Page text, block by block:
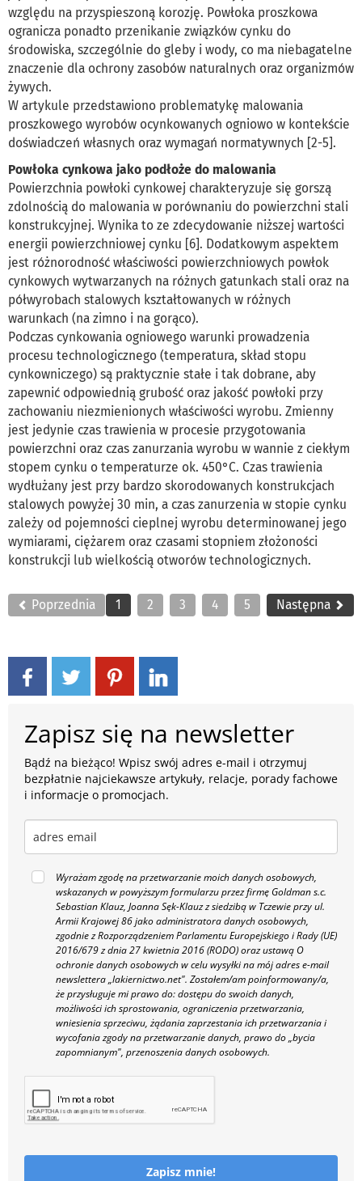
względu na przyspieszoną korozję. Powłoka proszkowa
ogranicza ponadto przenikanie związków cynku do
środowiska, szczególnie do gleby i wody, co ma niebagatelne
znaczenie dla ochrony zasobów naturalnych oraz organizmów
żywych.
W artykule przedstawiono problematykę malowania
proszkowego wyrobów ocynkowanych ogniowo w kontekście
doświadczeń własnych oraz wymagań normatywnych [2-5].
Powłoka cynkowa jako podłoże do malowania
Powierzchnia powłoki cynkowej charakteryzuje się gorszą
zdolnością do malowania w porównaniu do powierzchni stali
konstrukcyjnej. Wynika to ze zdecydowanie niższej wartości
energii powierzchniowej cynku [6]. Dodatkowym aspektem
jest różnorodność właściwości powierzchniowych powłok
cynkowych wytwarzanych na różnych gatunkach stali oraz na
półwyrobach stalowych kształtowanych w różnych
warunkach (na zimno i na gorąco).
Podczas cynkowania ogniowego warunki prowadzenia
procesu technologicznego (temperatura, skład stopu
cynkowniczego) są praktycznie stałe i tak dobrane, aby
zapewnić odpowiednią grubość oraz jakość powłoki przy
zachowaniu niezmienionych właściwości wyrobu. Zmienny
jest jedynie czas trawienia w procesie przygotowania
powierzchni oraz czas zanurzania wyrobu w wannie z ciekłym
stopem cynku o temperaturze ok. 450°C. Czas trawienia
wydłużany jest przy bardzo skorodowanych konstrukcjach
stalowych powyżej 30 min, a czas zanurzenia w stopie cynku
zależy od pojemności cieplnej wyrobu determinowanej jego
wymiarami, ciężarem oraz czasami stopniem złożoności
konstrukcji lub wielkością otworów technologicznych.
Poprzednia 1 2 3 4 5 Następna
Zapisz się na newsletter
Bądź na bieżąco! Wpisz swój adres e-mail i otrzymuj
bezpłatnie najciekawsze artykuły, relacje, porady fachowe
i informacje o promocjach.
Wyrażam zgodę na przetwarzanie moich danych osobowych,
wskazanych w powyższym formularzu przez firmę Goldman s.c.
Sebastian Klauz, Joanna Sęk-Klauz z siedzibą w Tczewie przy ul.
Armii Krajowej 86 jako administratora danych osobowych,
zgodnie z Rozporządzeniem Parlamentu Europejskiego i Rady (UE)
2016/679 z dnia 27 kwietnia 2016 (RODO) oraz ustawą O
ochronie danych osobowych w celu wysyłki na mój adres e-mail
newslettera „lakiernictwo.net". Zostałem/am poinformowany/a,
że przysługuje mi prawo do: dostępu do swoich danych,
możliwości ich sprostowania, ograniczenia przetwarzania,
wniesienia sprzeciwu, żądania zaprzestania ich przetwarzania i
wycofania zgody na przetwarzanie danych, prawo do „bycia
zapomnianym", przenoszenia danych osobowych.
Zapisz mnie!